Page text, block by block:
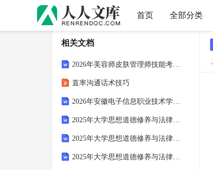
首页 全部分类
相关文档
2026年美容师皮肤管理师技能考核高频考点专项训练题及参考答案
直率沟通话术技巧
2026年安徽电子信息职业技术学院单招职业技能考试备考试题带答案解析
2025年大学思想道德修养与法律基础期末考试题及参考答案ab卷
2025年大学思想道德修养与法律基础期末考试题附完整答案【有一套】
2025年大学思想道德修养与法律基础期末考试题附答案【模拟题】